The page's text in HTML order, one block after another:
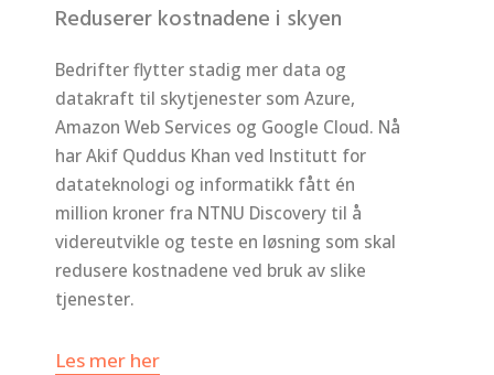
Reduserer kostnadene i skyen
Bedrifter flytter stadig mer data og
datakraft til skytjenester som Azure,
Amazon Web Services og Google Cloud. Nå
har Akif Quddus Khan ved Institutt for
datateknologi og informatikk fått én
million kroner fra NTNU Discovery til å
videreutvikle og teste en løsning som skal
redusere kostnadene ved bruk av slike
tjenester.
Les mer her